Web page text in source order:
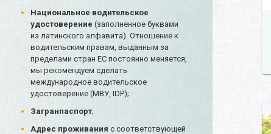
Национальное водительское
удостоверение (заполненное буквами
из латинского алфавита). Отношение к
водительским правам, выданным за
пределами стран ЕС постоянно меняется,
мы рекомендуем сделать
международное водительское
удостоверение (МВУ, IDP);
Загранпаспорт;
Адрес проживания с соответствующей